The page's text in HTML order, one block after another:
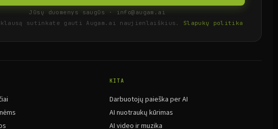
Jūsų duomenys saugūs · info@augam.ai
sutinkate gauti Augam.ai naujienlaiškius. Slapukų politika
KITA
Darbuotojų paieška per AI
AI nuotraukų kūrimas
AI video ir muzika